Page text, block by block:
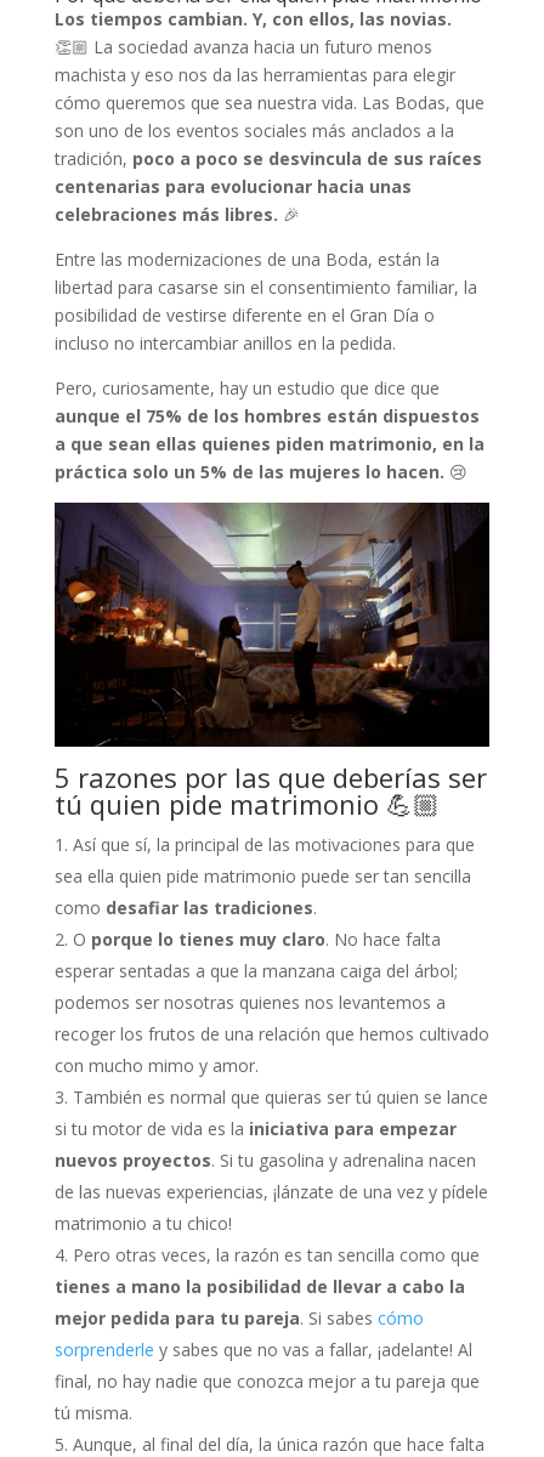
Los tiempos cambian. Y, con ellos, las novias.
👏🏼 La sociedad avanza hacia un futuro menos
machista y eso nos da las herramientas para elegir
cómo queremos que sea nuestra vida. Las Bodas, que
son uno de los eventos sociales más anclados a la
tradición, poco a poco se desvincula de sus raíces
centenarias para evolucionar hacia unas
celebraciones más libres. 🎉
Entre las modernizaciones de una Boda, están la
libertad para casarse sin el consentimiento familiar, la
posibilidad de vestirse diferente en el Gran Día o
incluso no intercambiar anillos en la pedida.
Pero, curiosamente, hay un estudio que dice que
aunque el 75% de los hombres están dispuestos
a que sean ellas quienes piden matrimonio, en la
práctica solo un 5% de las mujeres lo hacen. 😢
5 razones por las que deberías ser
tú quien pide matrimonio 💪🏼
Así que sí, la principal de las motivaciones para que
sea ella quien pide matrimonio puede ser tan sencilla
como desafiar las tradiciones.
O porque lo tienes muy claro. No hace falta
esperar sentadas a que la manzana caiga del árbol;
podemos ser nosotras quienes nos levantemos a
recoger los frutos de una relación que hemos cultivado
con mucho mimo y amor.
También es normal que quieras ser tú quien se lance
si tu motor de vida es la iniciativa para empezar
nuevos proyectos. Si tu gasolina y adrenalina nacen
de las nuevas experiencias, ¡lánzate de una vez y pídele
matrimonio a tu chico!
Pero otras veces, la razón es tan sencilla como que
tienes a mano la posibilidad de llevar a cabo la
mejor pedida para tu pareja. Si sabes cómo
sorprenderle y sabes que no vas a fallar, ¡adelante! Al
final, no hay nadie que conozca mejor a tu pareja que
tú misma.
Aunque, al final del día, la única razón que hace falta